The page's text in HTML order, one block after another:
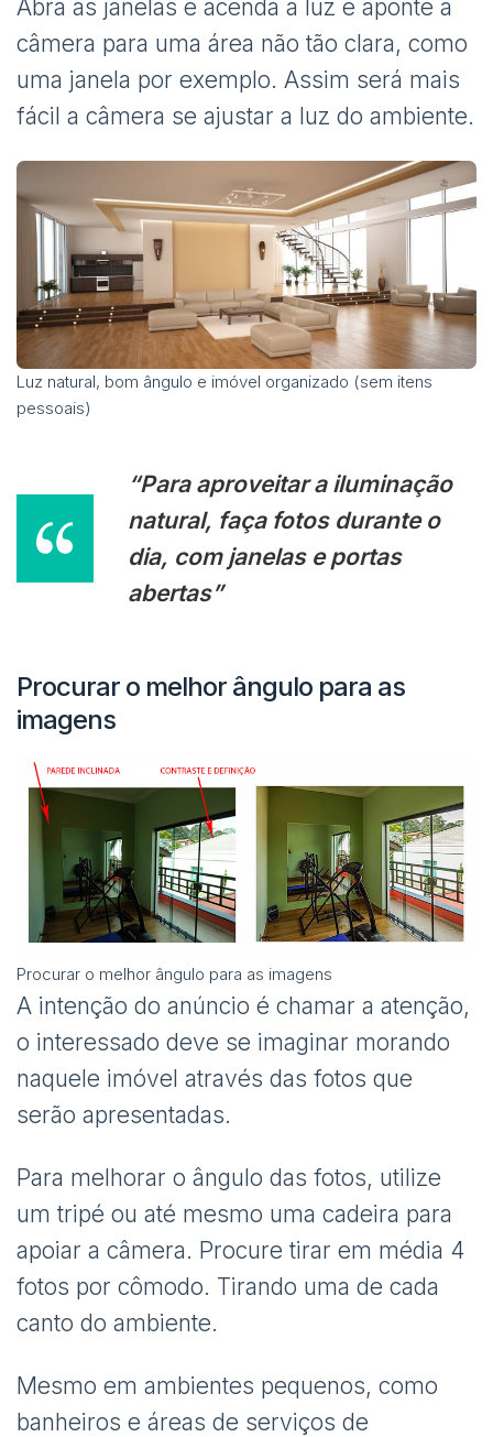
Abra as janelas e acenda a luz e aponte a
câmera para uma área não tão clara, como
uma janela por exemplo. Assim será mais
fácil a câmera se ajustar a luz do ambiente.
Luz natural, bom ângulo e imóvel organizado (sem itens
pessoais)
“Para aproveitar a iluminação
natural, faça fotos durante o
dia, com janelas e portas
abertas”
Procurar o melhor ângulo para as
imagens
Procurar o melhor ângulo para as imagens
A intenção do anúncio é chamar a atenção,
o interessado deve se imaginar morando
naquele imóvel através das fotos que
serão apresentadas.
Para melhorar o ângulo das fotos, utilize
um tripé ou até mesmo uma cadeira para
apoiar a câmera. Procure tirar em média 4
fotos por cômodo. Tirando uma de cada
canto do ambiente.
Mesmo em ambientes pequenos, como
banheiros e áreas de serviços de